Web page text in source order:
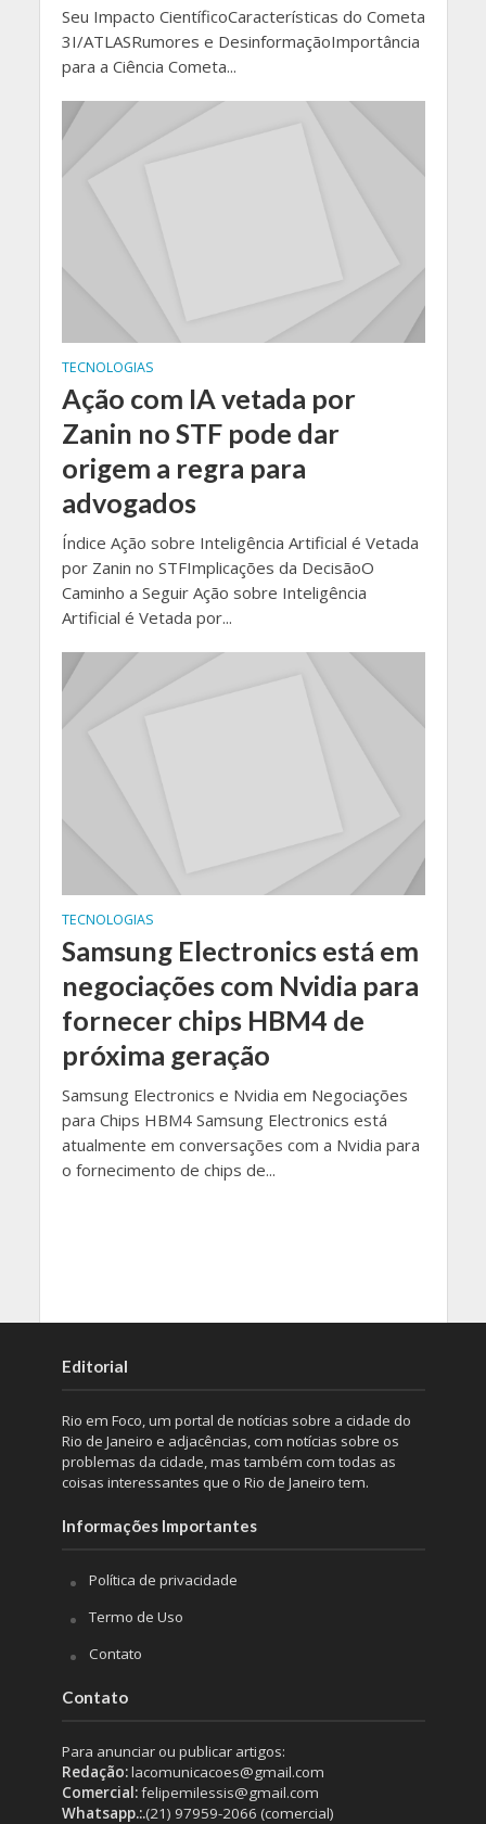
Seu Impacto CientíficoCaracterísticas do Cometa
3I/ATLASRumores e DesinformaçãoImportância
para a Ciência Cometa...
TECNOLOGIAS
Ação com IA vetada por
Zanin no STF pode dar
origem a regra para
advogados
Índice Ação sobre Inteligência Artificial é Vetada
por Zanin no STFImplicações da DecisãoO
Caminho a Seguir Ação sobre Inteligência
Artificial é Vetada por...
TECNOLOGIAS
Samsung Electronics está em
negociações com Nvidia para
fornecer chips HBM4 de
próxima geração
Samsung Electronics e Nvidia em Negociações
para Chips HBM4 Samsung Electronics está
atualmente em conversações com a Nvidia para
o fornecimento de chips de...
Editorial
Rio em Foco, um portal de notícias sobre a cidade do
Rio de Janeiro e adjacências, com notícias sobre os
problemas da cidade, mas também com todas as
coisas interessantes que o Rio de Janeiro tem.
Informações Importantes
Política de privacidade
Termo de Uso
Contato
Contato
Para anunciar ou publicar artigos:
Redação:lacomunicacoes@gmail.com
Comercial:felipemilessis@gmail.com
Whatsapp.:.(21) 97959-2066 (comercial)